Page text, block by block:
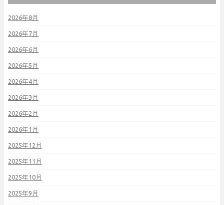
2026年8月
2026年7月
2026年6月
2026年5月
2026年4月
2026年3月
2026年2月
2026年1月
2025年12月
2025年11月
2025年10月
2025年9月